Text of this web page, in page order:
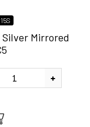
Mirrored